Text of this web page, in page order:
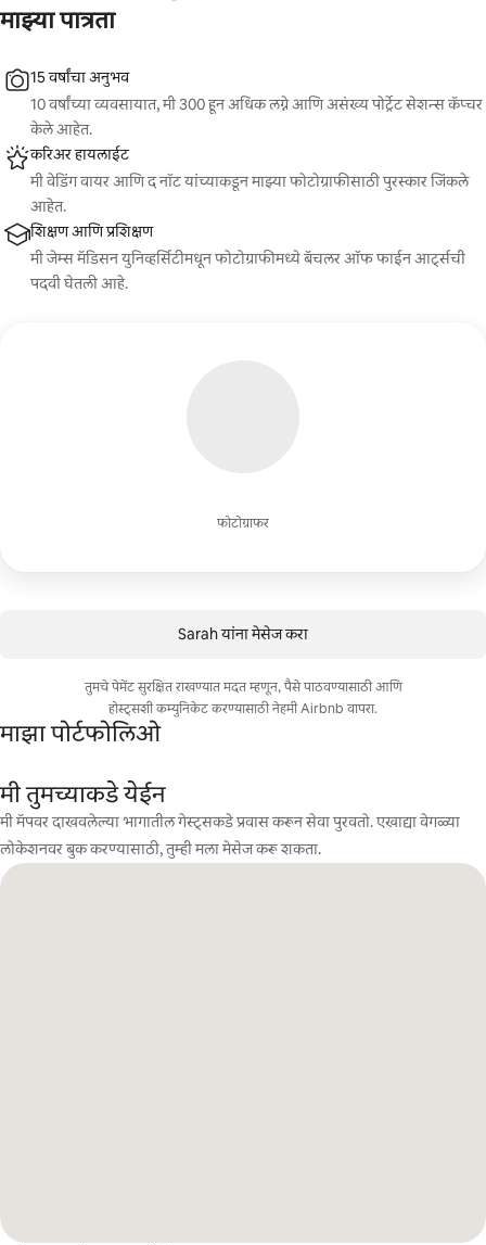
माझ्या पात्रता
फोटोग्राफर
15 वर्षांचा अनुभव
10 वर्षांच्या व्यवसायात, मी 300 हून अधिक लग्ने आणि असंख्य पोर्ट्रेट सेशन्स कॅप्चर
केले आहेत.
करिअर हायलाईट
मी वेडिंग वायर आणि द नॉट यांच्याकडून माझ्या फोटोग्राफीसाठी पुरस्कार जिंकले
आहेत.
शिक्षण आणि प्रशिक्षण
मी जेम्स मॅडिसन युनिव्हर्सिटीमधून फोटोग्राफीमध्ये बॅचलर ऑफ फाईन आर्ट्सची
पदवी घेतली आहे.
Sarah यांना मेसेज करा
तुमचे पेमेंट सुरक्षित राखण्यात मदत म्हणून, पैसे पाठवण्यासाठी आणि
होस्ट्सशी कम्युनिकेट करण्यासाठी नेहमी Airbnb वापरा.
माझा पोर्टफोलिओ
मी तुमच्याकडे येईन
मी मॅपवर दाखवलेल्या भागातील गेस्ट्सकडे प्रवास करून सेवा पुरवतो. एखाद्या वेगळ्या
लोकेशनवर बुक करण्यासाठी, तुम्ही मला मेसेज करू शकता.